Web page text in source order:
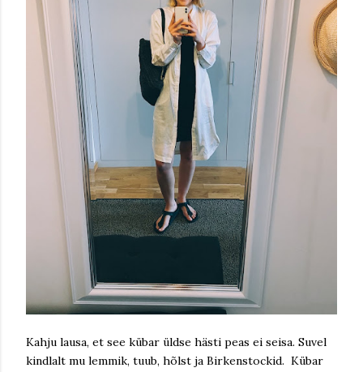
Kahju lausa, et see kübar üldse hästi peas ei seisa. Suvel
kindlalt mu lemmik, tuub, hõlst ja Birkenstockid. Kübar